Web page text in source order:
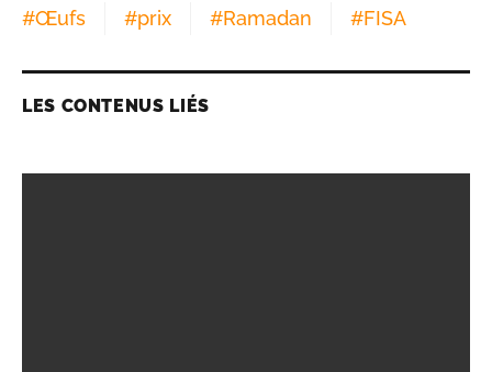
#Œufs #prix #Ramadan #FISA
LES CONTENUS LIÉS